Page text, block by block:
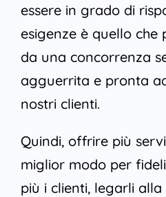
essere in grado di
esigenze è quello
da una concorrenza
agguerrita e pronta
nostri clienti.
Quindi, offrire più
miglior modo per
più i clienti, legarli